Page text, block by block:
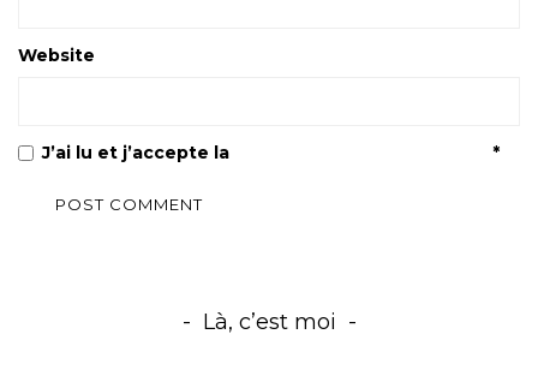
Website
J’ai lu et j’accepte la *
Là, c’est moi